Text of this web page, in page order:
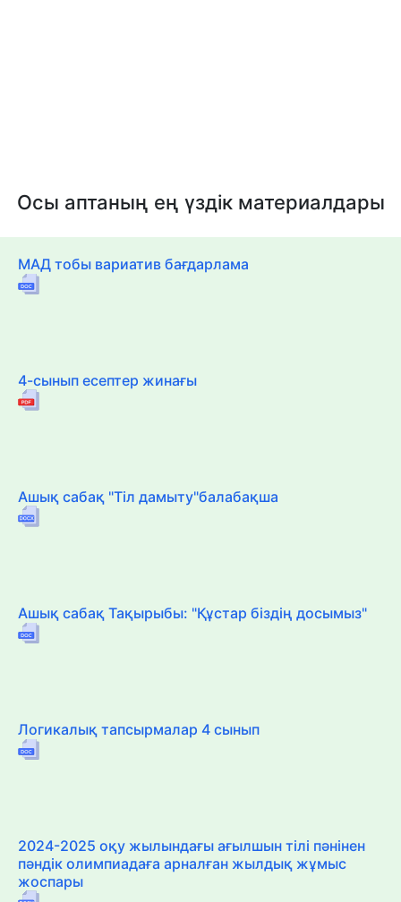
Осы аптаның ең үздік материалдары
МАД тобы вариатив бағдарлама
4-сынып есептер жинағы
Ашық сабақ "Тіл дамыту"балабақша
Ашық сабақ Тақырыбы: "Құстар біздің досымыз"
Логикалық тапсырмалар 4 сынып
2024-2025 оқу жылындағы ағылшын тілі пәнінен
пәндік олимпиадаға арналған жылдық жұмыс
жоспары